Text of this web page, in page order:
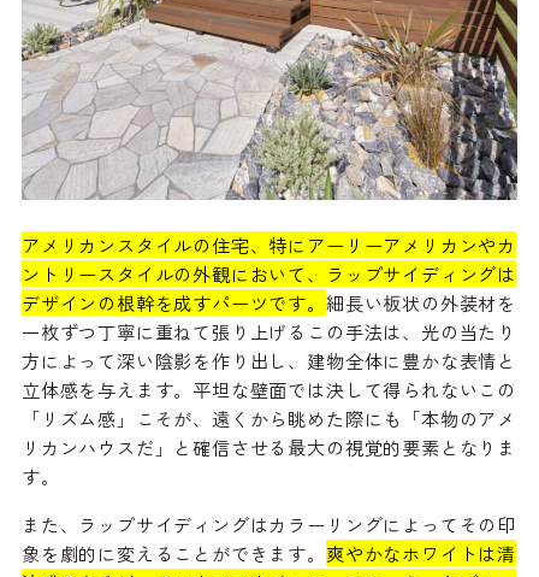
アメリカンスタイルの住宅、特にアーリーアメリカンやカ
ントリースタイルの外観において、ラップサイディングは
デザインの根幹を成すパーツです。 細長い板状の外装材を
一枚ずつ丁寧に重ねて張り上げるこの手法は、光の当たり
方によって深い陰影を作り出し、建物全体に豊かな表情と
立体感を与えます。平坦な壁面では決して得られないこの
「リズム感」こそが、遠くから眺めた際にも「本物のアメ
リカンハウスだ」と確信させる最大の視覚的要素となりま
す。
また、ラップサイディングはカラーリングによってその印
象を劇的に変えることができます。 爽やかなホワイトは清